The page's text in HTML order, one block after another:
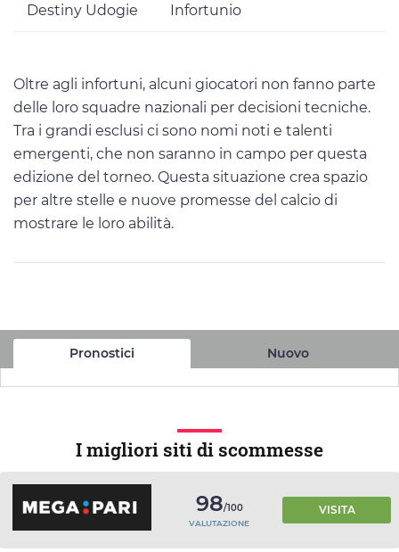
Destiny Udogie Infortunio
Oltre agli infortuni, alcuni giocatori non fanno parte
delle loro squadre nazionali per decisioni tecniche.
Tra i grandi esclusi ci sono nomi noti e talenti
emergenti, che non saranno in campo per questa
edizione del torneo. Questa situazione crea spazio
per altre stelle e nuove promesse del calcio di
mostrare le loro abilità.
Pronostici Nuovo
I migliori siti di scommesse
98/100
VALUTAZIONE
VISITA